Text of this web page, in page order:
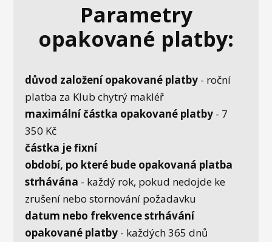
Parametry
opakované platby:
důvod založení opakované platby - roční
platba za Klub chytrý makléř
maximální částka opakované platby - 7
350 Kč
částka je fixní
období, po které bude opakovaná platba
strhávána - každý rok, pokud nedojde ke
zrušení nebo stornování požadavku
datum nebo frekvence strhávání
opakované platby - každých 365 dnů